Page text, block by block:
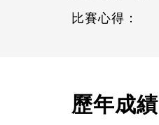
比賽心得：
歷年成績